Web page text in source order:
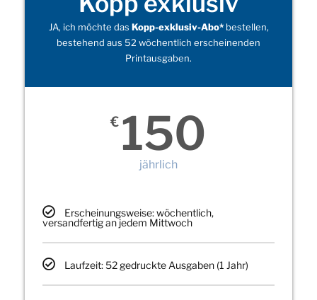
JA, ich möchte das Kopp-exklusiv-Abo*bestellen,
bestehend aus 52 wöchentlich erscheinenden
Printausgaben.
€ 150
jährlich
Erscheinungsweise: wöchentlich,
versandfertig an jedem Mittwoch
Laufzeit: 52 gedruckte Ausgaben (1 Jahr)